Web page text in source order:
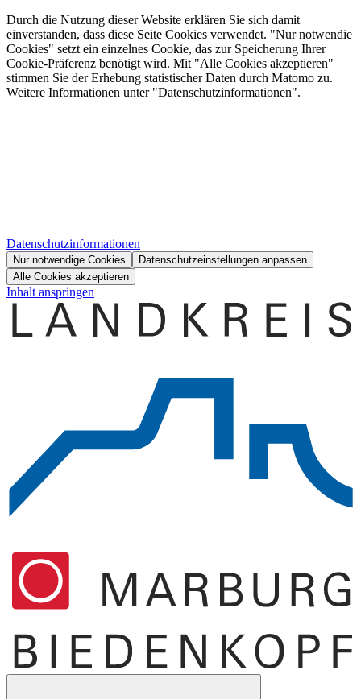
Durch die Nutzung dieser Website erklären Sie sich damit
einverstanden, dass diese Seite Cookies verwendet. "Nur notwendie
Cookies" setzt ein einzelnes Cookie, das zur Speicherung Ihrer
Cookie-Präferenz benötigt wird. Mit "Alle Cookies akzeptieren"
stimmen Sie der Erhebung statistischer Daten durch Matomo zu.
Weitere Informationen unter "Datenschutzinformationen".
Datenschutzinformationen
Nur notwendige Cookies
Datenschutzeinstellungen anpassen
Alle Cookies akzeptieren
Inhalt anspringen